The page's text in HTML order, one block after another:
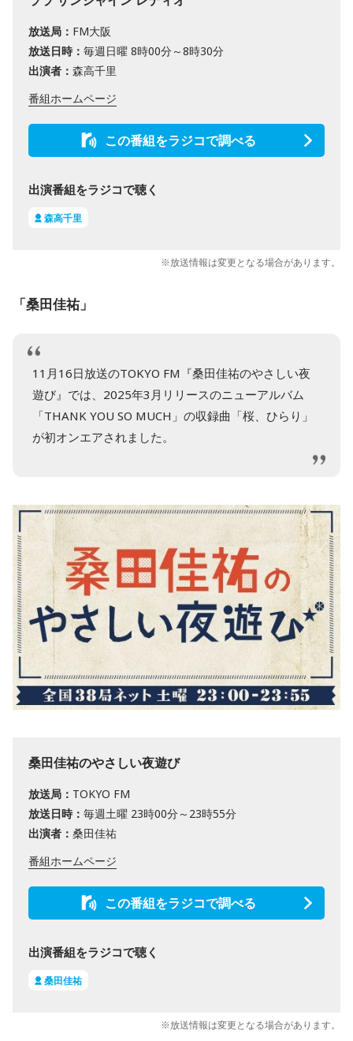
放送局： FM大阪
放送日時： 毎週日曜 8時00分～8時30分
出演者： 森高千里
番組ホームページ
この番組をラジコで調べる
出演番組をラジコで聴く
森高千里
※放送情報は変更となる場合があります。
「桑田佳祐」
11月16日放送のTOKYO FM『桑田佳祐のやさしい夜
遊び』では、2025年3月リリースのニューアルバム
「THANK YOU SO MUCH」の収録曲「桜、ひらり」
が初オンエアされました。
桑田佳祐のやさしい夜遊び
放送局： TOKYO FM
放送日時： 毎週土曜 23時00分～23時55分
出演者： 桑田佳祐
番組ホームページ
この番組をラジコで調べる
出演番組をラジコで聴く
桑田佳祐
※放送情報は変更となる場合があります。